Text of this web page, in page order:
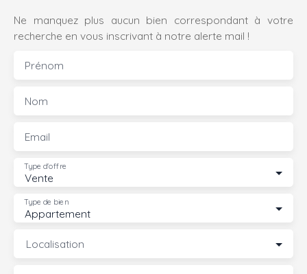
Ne manquez plus aucun bien correspondant à votre
recherche en vous inscrivant à notre alerte mail !
Prénom
Nom
Email
Vente
Type d'offre
Appartement
Type de bien
Localisation